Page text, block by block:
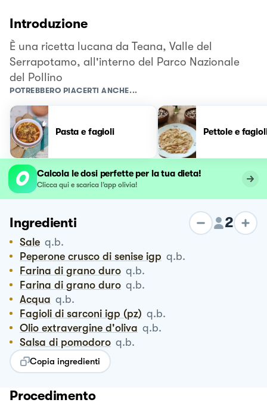
Introduzione
È una ricetta lucana da Teana, Valle del
Serrapotamo, all'interno del Parco Nazionale
del Pollino
POTREBBERO PIACERTI ANCHE...
Pasta e fagioli Pettole e
Calcola le dosi perfette per la tua dieta!
Clicca qui e scarica l’app olivia!
Ingredienti 2
Sale q.b.
Peperone crusco di senise igp q.b.
Farina di grano duro q.b.
Farina di grano duro q.b.
Acqua q.b.
Fagioli di sarconi igp (pz) q.b.
Olio extravergine d'oliva q.b.
Salsa di pomodoro q.b.
Copia ingredienti
Procedimento